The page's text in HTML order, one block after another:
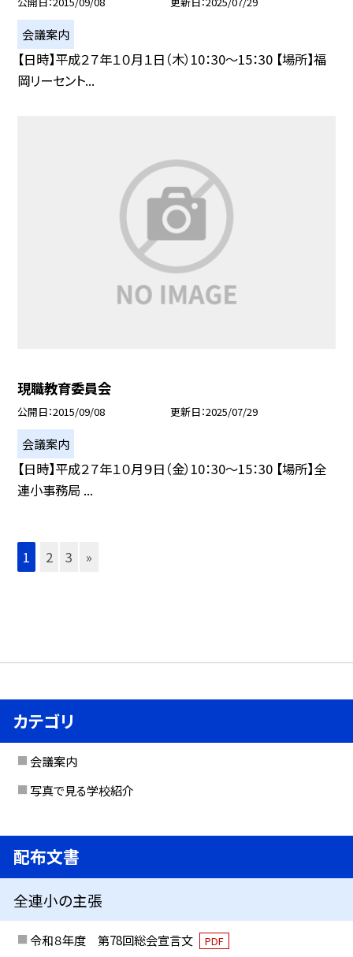
会議案内
【日時】平成２７年１０月１日（木）10：30〜15：30 【場所】福
岡リーセント...
現職教育委員会
公開日 2015/09/08 更新日 2025/07/29
会議案内
【日時】平成２７年１０月９日（金）10：30〜15：30 【場所】全
連小事務局 ...
1 2 3 »
カテゴリ
会議案内
写真で見る学校紹介
配布文書
全連小の主張
令和８年度 第78回総会宣言文 PDF